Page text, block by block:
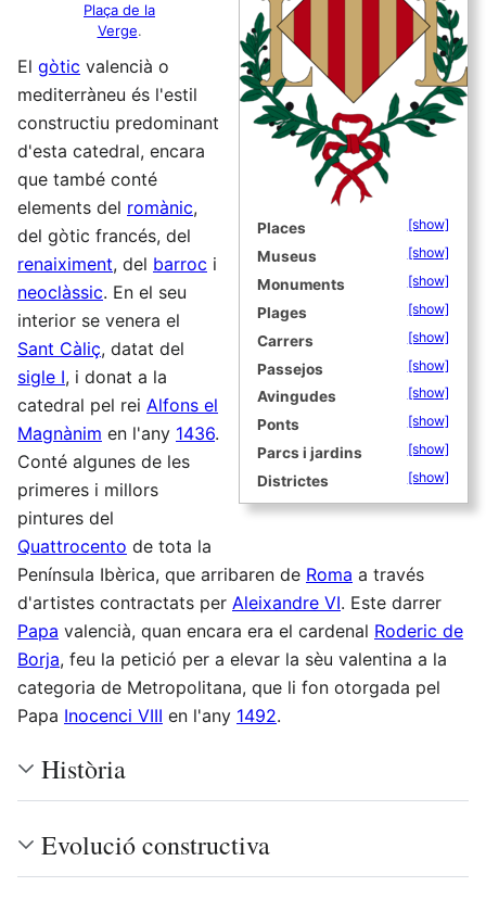
Places [show]
Museus [show]
Monuments [show]
Plages [show]
Carrers [show]
Passejos [show]
Avingudes [show]
Ponts [show]
Parcs i jardins [show]
Districtes [show]
Plaça de la
Verge.
El gòtic valencià o
mediterràneu és l'estil
constructiu predominant
d'esta catedral, encara
que també conté
elements del romànic,
del gòtic francés, del
renaiximent, del barroc i
neoclàssic. En el seu
interior se venera el
Sant Càliç, datat del
sigle I, i donat a la
catedral pel rei Alfons el
Magnànim en l'any 1436.
Conté algunes de les
primeres i millors
pintures del
Quattrocento de tota la
Península Ibèrica, que arribaren de Roma a través
d'artistes contractats per Aleixandre VI. Este darrer
Papa valencià, quan encara era el cardenal Roderic de
Borja, feu la petició per a elevar la sèu valentina a la
categoria de Metropolitana, que li fon otorgada pel
Papa Inocenci VIII en l'any 1492.
Història
Evolució constructiva